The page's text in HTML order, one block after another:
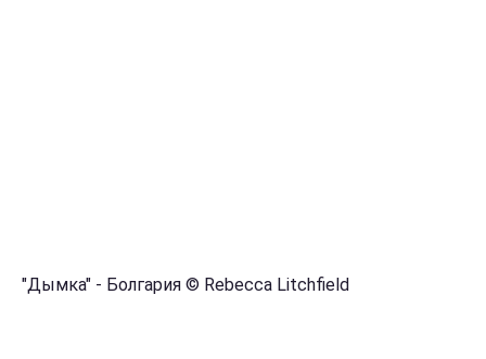
"Дымка" - Болгария © Rebecca Litchfield